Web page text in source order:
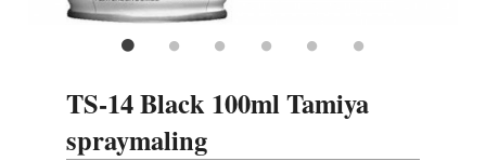
TS-14 Black 100ml Tamiya
spraymaling